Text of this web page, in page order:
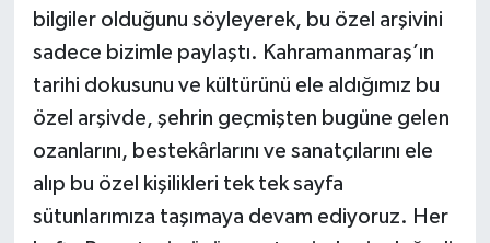
bilgiler olduğunu söyleyerek, bu özel arşivini
sadece bizimle paylaştı. Kahramanmaraş’ın
tarihi dokusunu ve kültürünü ele aldığımız bu
özel arşivde, şehrin geçmişten bugüne gelen
ozanlarını, bestekârlarını ve sanatçılarını ele
alıp bu özel kişilikleri tek tek sayfa
sütunlarımıza taşımaya devam ediyoruz. Her